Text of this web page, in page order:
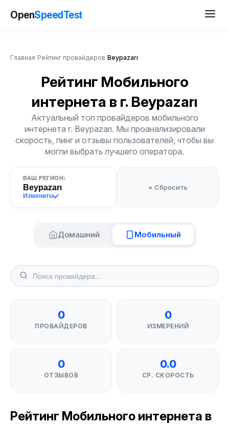
OpenSpeedTest
Главная Рейтинг провайдеров Beypazarı
Рейтинг Мобильного
интернета в г. Beypazarı
Актуальный топ провайдеров мобильного
интернета г. Beypazarı. Мы проанализировали
скорость, пинг и отзывы пользователей, чтобы вы
могли выбрать лучшего оператора.
ВАШ РЕГИОН:
Beypazarı
Изменить
× Сбросить
Домашний Мобильный
0
ПРОВАЙДЕРОВ
0
ИЗМЕРЕНИЙ
0
ОТЗЫВОВ
0.0
СР. СКОРОСТЬ
Рейтинг Мобильного интернета в